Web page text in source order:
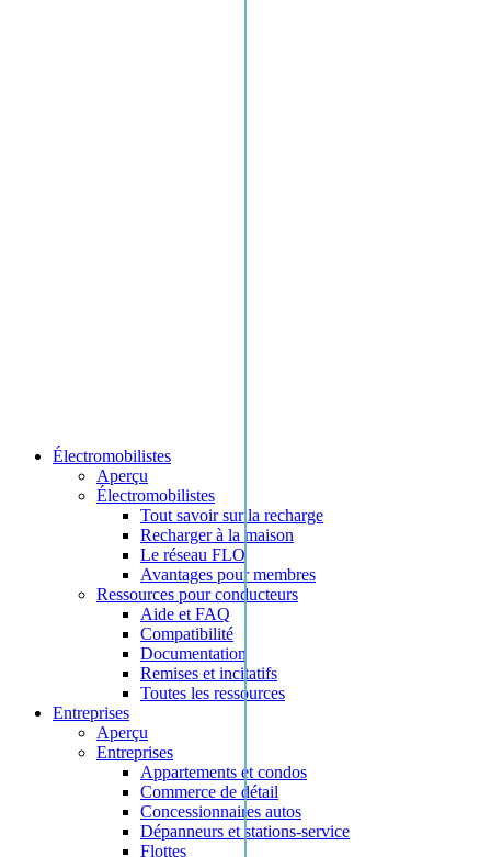
Électromobilistes
Aperçu
Électromobilistes
Tout savoir sur la recharge
Recharger à la maison
Le réseau FLO
Avantages pour membres
Ressources pour conducteurs
Aide et FAQ
Compatibilité
Documentation
Remises et incitatifs
Toutes les ressources
Entreprises
Aperçu
Entreprises
Appartements et condos
Commerce de détail
Concessionnaires autos
Dépanneurs et stations-service
Flottes